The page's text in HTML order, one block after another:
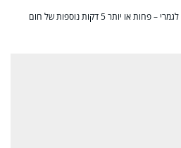
9. המשיכו לערבב עד שהגבינה מוכנה לגמרי – פחות או יותר 5 דקות נוספות של חום